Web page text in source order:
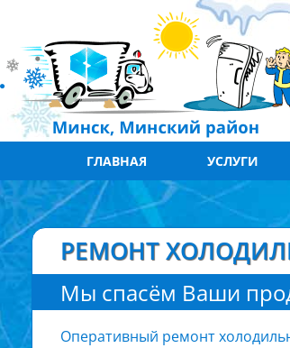
ГЛАВНАЯ УСЛУГИ
РЕМОНТ
Мы спасём Ваши
Оперативный ремонт